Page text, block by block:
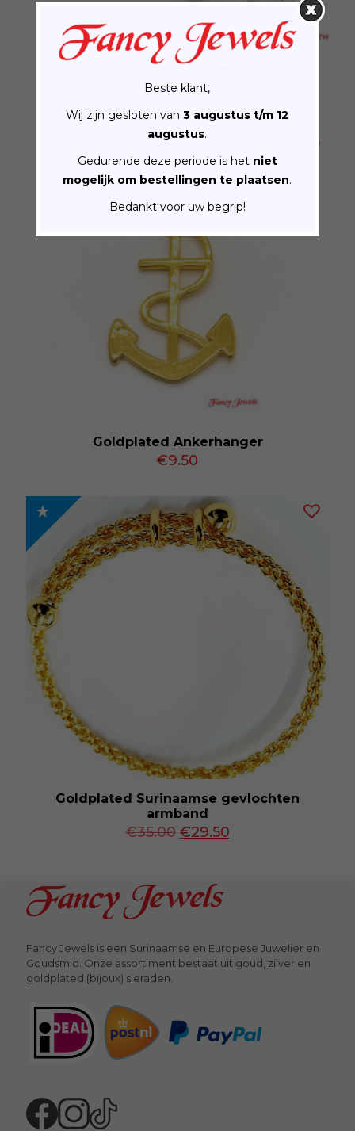
€45.00
Goldplated Ankerhanger
€9.50
Goldplated Surinaamse gevlochten
armband
€35.00 Oorspronkelijke
€29.50Huidige
Fancy Jewels is een Surinaamse en Europese Juwelier en
Goudsmid. Onze assortiment bestaat uit goud, zilver en
goldplated (bijoux) sieraden.
Beste klant,
Wij zijn gesloten van3 augustus t/m 12
augustus.
Gedurende deze periode is het niet
mogelijk om bestellingen te plaatsen.
Bedankt voor uw begrip!